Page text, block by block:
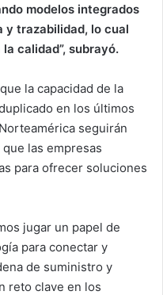
modelos integrados
y trazabilidad, lo cual
calidad”, subrayó.
la capacidad de la
en los últimos
seguirán
las empresas
para ofrecer soluciones
jugar un papel de
para conectar y
de suministro y
reto clave en los